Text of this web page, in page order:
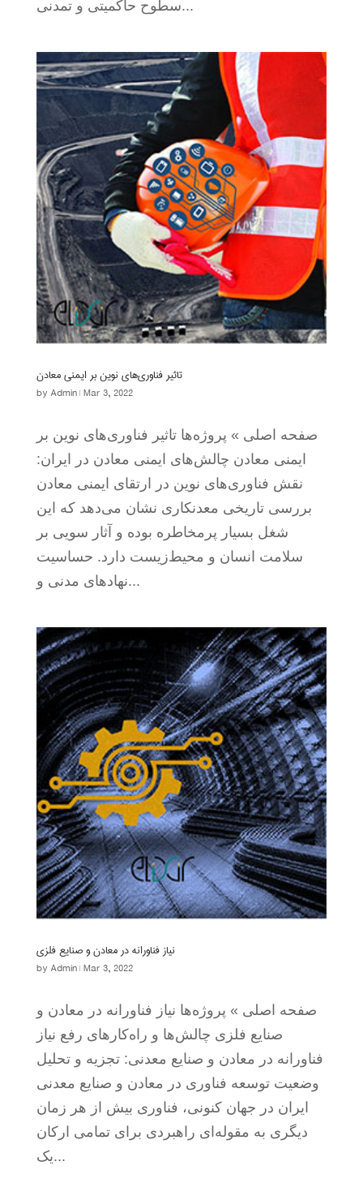
سطوح حاکمیتی و تمدنی...
تاثیر فناوری‌های نوین بر ایمنی معادن
by Admin|Mar 3, 2022
صفحه اصلی » پروژه‌ها تاثیر فناوری‌های نوین بر
ایمنی معادن چالش‌های ایمنی معادن در ایران:
نقش فناوری‌های نوین در ارتقای ایمنی معادن
بررسی تاریخی معدنکاری نشان‌ می‌دهد که این
شغل بسیار پرمخاطره بوده و آثار سويی بر
سلامت انسان و محیط‌زیست دارد. حساسیت‌
نهادهای مدنی و...
نیاز فناورانه در معادن و صنایع فلزی
by Admin|Mar 3, 2022
صفحه اصلی » پروژه‌ها نیاز فناورانه در معادن و
صنایع فلزی چالش‌ها و راه‌کارهای رفع نیاز
فناورانه در معادن و صنایع معدنی: تجزیه و تحلیل
وضعیت توسعه فناوری در معادن و صنایع معدنی
ایران در جهان کنونی، فناوری بیش از هر زمان
دیگری به مقوله‌ای راهبردی برای تمامی ارکان
یک...